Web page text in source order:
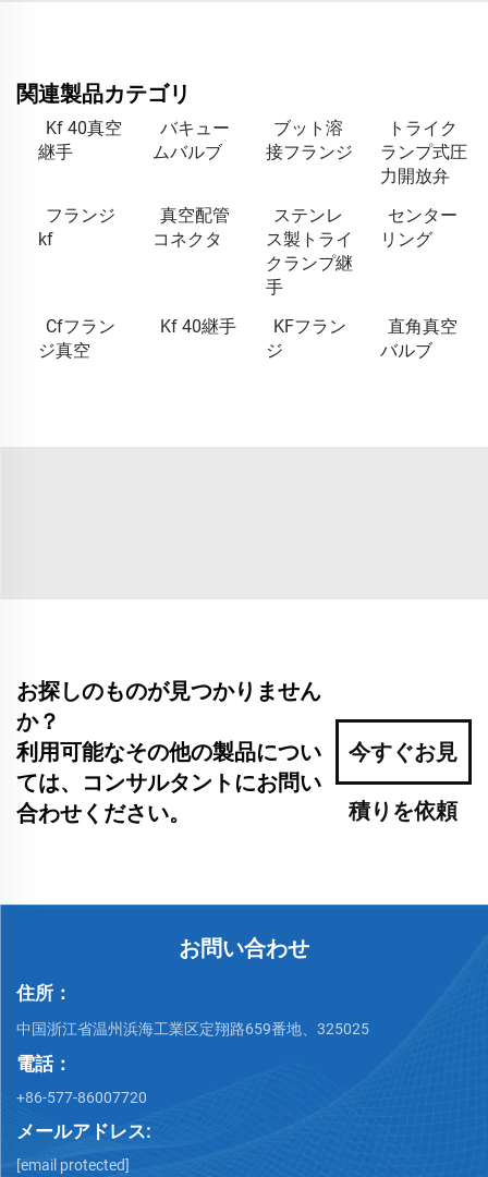
関連製品カテゴリ
Kf 40真空
継手
バキュー
ムバルブ
ブット溶
接フランジ
トライク
ランプ式圧
力開放弁
フランジ
kf
真空配管
コネクタ
ステンレ
ス製トライ
クランプ継
手
センター
リング
Cfフラン
ジ真空
Kf 40継手
KFフラン
ジ
直角真空
バルブ
お探しのものが見つかりません
か？
利用可能なその他の製品につい
ては、コンサルタントにお問い
合わせください。
今すぐお見
積りを依頼
お問い合わせ
住所：
中国浙江省温州浜海工業区定翔路659番地、325025
電話：
+86-577-86007720
メールアドレス:
[email protected]